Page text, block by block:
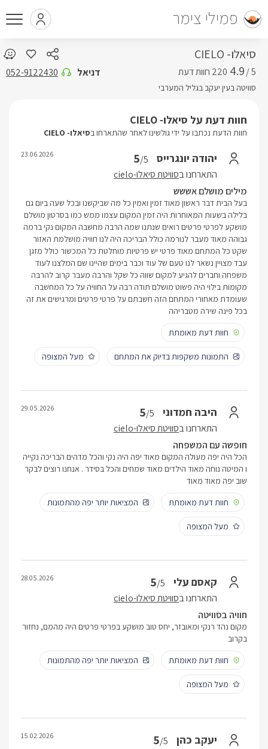
פמילי צימר
סיאלו- CIELO
5 /
4.9
סוויטה בעין יעקב בגליל המערבי
דניאל 052-9122430
חוות דעת על סיאלו- CIELO
חוות הדעת נכתבו על ידי גולשינו לאחר שהתארחו בסיאלו- CIELO
יהודה יונגרייס 5/5
התארחנו בסוויטת סיאלו-cielo
23.06.2026
מילים מושלם אששש
בעל הבית דבר ראשון מאוד זמין ואמין כל מה שביקשנו ובכל שעה ביום גם
בלילה בשעות המאוחרות היה זמין המקום עצמו ממש כמו בסרטון מושלם
מושקע לפרטי פרטים רואים שנתנו שמה הרבה מחשבה המקום נקי ברמה
גבוהה מאוד מעבר לנורמה כולל הבריכה היה לנו חוויה מושלמת האזור
שקט כל המתחם מאוד פרטי יש פרטיות מוחלטת כל המכשור כולל מזגן
עבד מצויין נשאר לנו טעם של עוד וכבר בימים שהיינו שם המלצנו לעוד
משפחה וחברים להגיע למקום שווה כל שקל והרבה מעבר קרוב להרבה
מקומות בילוי היה פשוט מושלם תודה רבה על החוויה על כל המחשבה
שעומדת מאחורי המתחם הזה חשבתם על פרטי פרטים ומרגישים את זה
בכל פינה שירה מטבריהה
חוות דעת מאומתת
התמונות משקפות בדיוק את המתחם מעל המצופה
היבה חמדוני 5/5
התארחנו בסוויטת סיאלו-cielo
29.05.2026
חופשה עם המשפחה
הכל היה יפה מעולה המקום מאוד יפה היה נקי והכל מדהים הבריכה נקייה
ו המיטה נוחה מאוד הילדים מאוד שמחים והכל בסידר . אנחנו רוצים לבקר
שוב יפה מאוד מאוד
חוות דעת מאומתת
המציאות יותר יפה מהתמונות
מעל המצופה
קאסם עלי 5/5
התארחנו בסוויטת סיאלו-cielo
28.05.2026
חוויה בסוויטה
מקום נהד רנקי ומאובזר, יחס טוב מושקע בפרטי פרטים היה מהמם, נחזור
בקרוב
חוות דעת מאומתת
המציאות יותר יפה מהתמונות
מעל המצופה
יעקב כהן 5/5
15.02.2026